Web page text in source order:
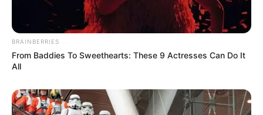
BRAINBERRIES
From Baddies To Sweethearts: These 9 Actresses Can Do It
All